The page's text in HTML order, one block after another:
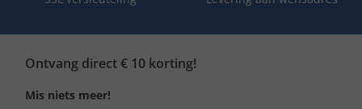
Ontvang direct € 10 korting!
Mis niets meer!